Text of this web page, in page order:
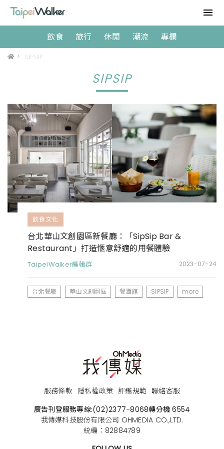
飲食 旅行 休閒 潮流 專欄
> SIPSIP
SIPSIP
飲食文化
台北華山文創園區新餐廳：「SipSip Bar &
Restaurant」打造愜意舒適的用餐體驗
TaipeiWalker編輯群 2023-07-24
台北餐廳 華山文創園區 餐酒館 SIPSIP more
服務條款 隱私權政策 評鑑規範 聯絡客服
廣告刊登服務專線:(02)2377-8068轉分機 6554
我傳媒科技股份有限公司 OHMEDIA CO.,LTD.
統編：82884789